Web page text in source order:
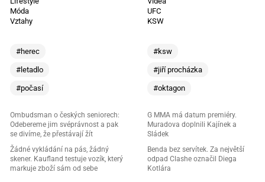
Móda
Vztahy
#herec
#letadlo
#počasí
Ombudsman o českých seniorech:
Odebereme jim svéprávnost a pak
se divíme, že přestávají žít
Žádné vykládání na pás, žádný
skener. Kaufland testuje vozík, který
markuje zboží sám od sebe
UFC
KSW
#ksw
#jiří procházka
#oktagon
G MMA má datum premiéry.
Muradova doplnili Kajínek a
Sládek
Benda bez servítek. Za největší
odpad Clashe označil Diega
Kotlára